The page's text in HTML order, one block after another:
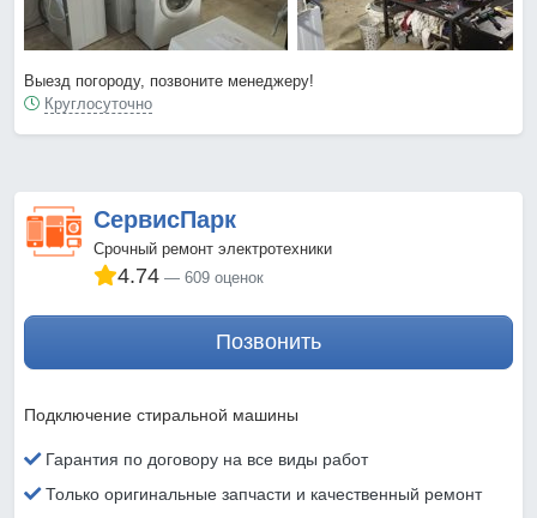
Выезд погороду, позвоните менеджеру!
Круглосуточно
СервисПарк
Срочный ремонт электротехники
4.74 609 оценок
Позвонить
Подключение стиральной машины
Гарантия по договору на все виды работ
Только оригинальные запчасти и качественный ремонт